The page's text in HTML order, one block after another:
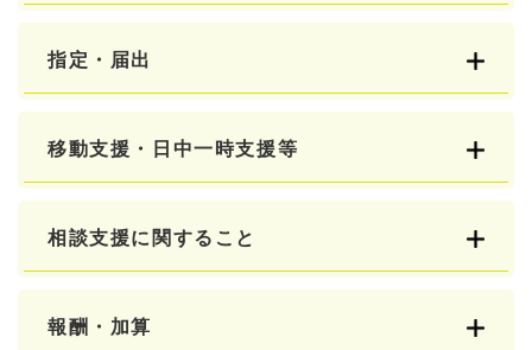
指定・届出
移動支援・日中一時支援等
相談支援に関すること
報酬・加算